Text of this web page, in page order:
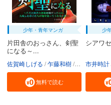
少年・青年マンガ
片田舎のおっさん、剣聖
になる～...
佐賀崎しげる 乍藤和樹 鍋島テツヒ
無料で読む
少
シアワ
市井時計